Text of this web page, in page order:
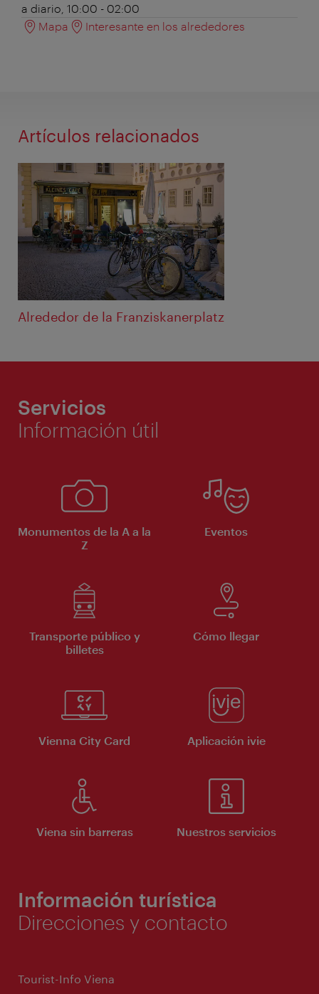
a diario, 10:00 - 02:00
Mapa
Interesante en los alrededores
Artículos relacionados
Alrededor de la Franziskanerplatz
Servicios
Información útil
Monumentos de la A a la
Z
Eventos
Transporte público y
billetes
Cómo llegar
Vienna City Card Aplicación ivie
Viena sin barreras Nuestros servicios
Información turística
Direcciones y contacto
Tourist-Info Viena